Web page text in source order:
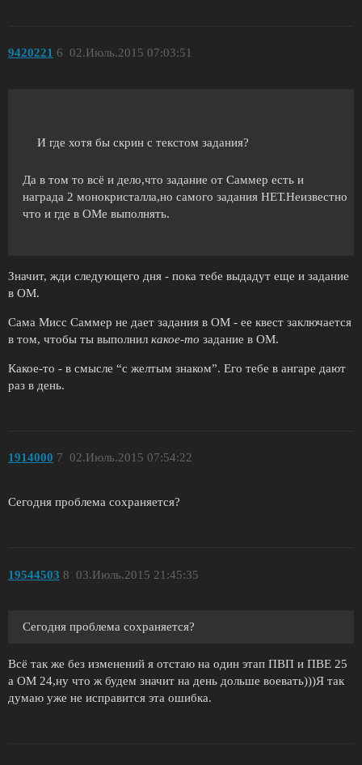
9420221 02.Июль.2015 07:03:51
6
И где хотя бы скрин с текстом задания?
Да в том то всё и дело,что задание от Саммер есть и
награда 2 монокристалла,но самого задания НЕТ.Неизвестно
что и где в ОМе выполнять.
Значит, жди следующего дня - пока тебе выдадут еще и задание
в ОМ.
Сама Мисс Саммер не дает задания в ОМ - ее квест заключается
в том, чтобы ты выполнил какое-то задание в ОМ.
Какое-то - в смысле “с желтым знаком”. Его тебе в ангаре дают
раз в день.
1914000 02.Июль.2015 07:54:22
7
Сегодня проблема сохраняется?
19544503 03.Июль.2015 21:45:35
8
Сегодня проблема сохраняется?
Всё так же без изменений я отстаю на один этап ПВП и ПВЕ 25
а ОМ 24,ну что ж будем значит на день дольше воевать)))Я так
думаю уже не исправится эта ошибка.